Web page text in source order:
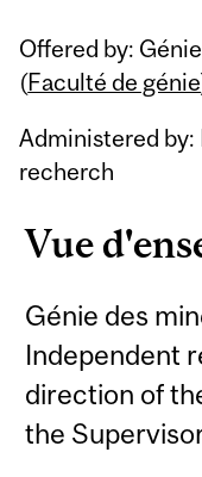
Offered by:
(Faculté de génie
Administered by:
recherch
Vue
Génie des
Independent
direction of
the
Related
Content